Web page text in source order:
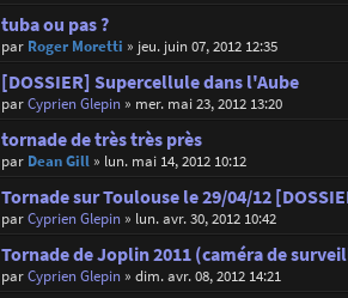
tuba ou pas ?
par Roger Moretti » jeu. juin 07, 2012 12:35
[DOSSIER] Supercellule dans l'Aube
parCyprien Glepin» mer. mai 23, 2012 13:20
tornade de très très près
par Dean Gill» lun. mai 14, 2012 10:12
Tornade sur Toulouse le 29/04/12
parCyprien Glepin» lun. avr. 30, 2012 10:42
Tornade de Joplin 2011 (caméra de
parCyprien Glepin» dim. avr. 08, 2012 14:21